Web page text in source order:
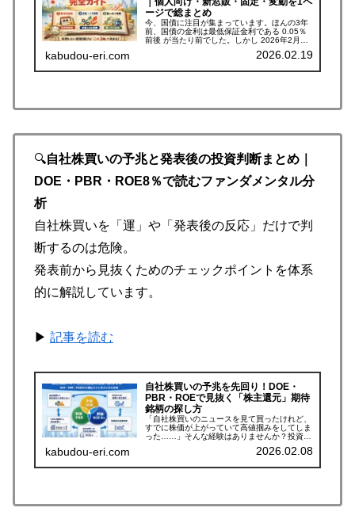
ージで総まとめ
今、国債に注目が集まっています。ほんの3年
前、国債の金利は最低保証金利である 0.05％
前後 が当たり前でした。しかし 2026年2月現
しています。その差は、実に 約40倍 です。た
kabudou-eri.com 2026.02.19
🔍自社株買いの予兆と発表後の投資判断まとめ｜
DOE・PBR・ROE8％で読むファンダメンタル分
析
自社株買いを「運」や「発表後の反応」だけで判
断するのは危険。
発表前から見抜くためのチェックポイントを体系
的に解説しています。
▶ 記事を読む
自社株買いの予兆を先回り！DOE・
PBR・ROEで見抜く「株主還元」期待
銘柄の探し方
「自社株買いのニュースを見て買ったけれど、
すでに株価が上がっていて高値掴みをしてしま
った……」そんな経験はありませんか？投資家
にとって、自社株買いは株価上昇の強力なカタ
リスト（きっかけ）ですが、「発表されてから
kabudou-eri.com 2026.02.08